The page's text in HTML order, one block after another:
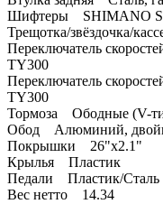
Шифтеры SHIMANO
Трещотка/звёздочка/
Переключатель
TY300
Переключатель
TY300
Тормоза Ободные (V-
Обод Алюминий,
Покрышки 26"x2.1"
Крылья Пластик
Педали Пластик/Сталь
Вес нетто 14.34